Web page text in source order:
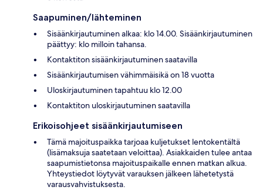
Saapuminen/lähteminen
Sisäänkirjautuminen alkaa: klo 14.00. Sisäänkirjautuminen
päättyy: klo milloin tahansa.
Kontaktiton sisäänkirjautuminen saatavilla
Sisäänkirjautumisen vähimmäisikä on 18 vuotta
Uloskirjautuminen tapahtuu klo 12.00
Kontaktiton uloskirjautuminen saatavilla
Erikoisohjeet sisäänkirjautumiseen
Tämä majoituspaikka tarjoaa kuljetukset lentokentältä
(lisämaksuja saatetaan veloittaa). Asiakkaiden tulee antaa
saapumistietonsa majoituspaikalle ennen matkan alkua.
Yhteystiedot löytyvät varauksen jälkeen lähetetystä
varausvahvistuksesta.